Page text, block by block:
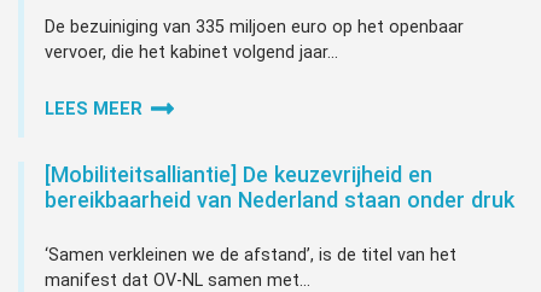
De bezuiniging van 335 miljoen euro op het openbaar
vervoer, die het kabinet volgend jaar...
LEES MEER
[Mobiliteitsalliantie] De keuzevrijheid en
bereikbaarheid van Nederland staan onder druk
‘Samen verkleinen we de afstand’, is de titel van het
manifest dat OV-NL samen met...